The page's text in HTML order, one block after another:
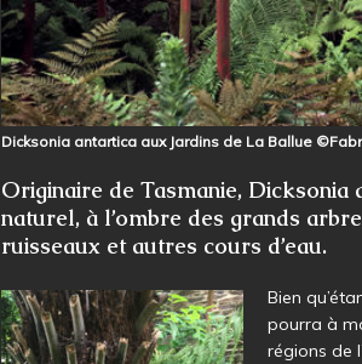
Dicksonia antartica aux Jardins de La Ballue
Originaire de Tasmanie, Dicksonia
naturel, à l’ombre des grands
ruisseaux et autres cours d’eau.
Bien
pourra à
régions de